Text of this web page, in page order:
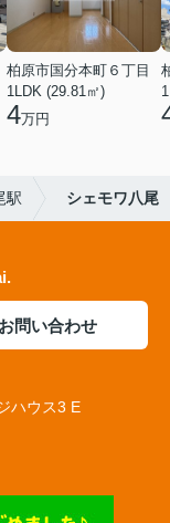
柏原市国分本町６丁目
1LDK (29.81㎡)
4万円
駅 シェモワ八尾
問い合わせ
ハウス3 E